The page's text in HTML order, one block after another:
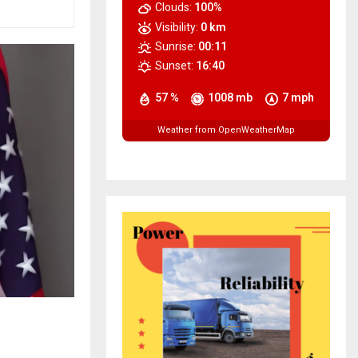
57 % 1008 mb 7 mph
Clouds: 100%
Visibility: 0 km
Sunrise: 00:11
Sunset: 16:40
Weather from OpenWeatherMap